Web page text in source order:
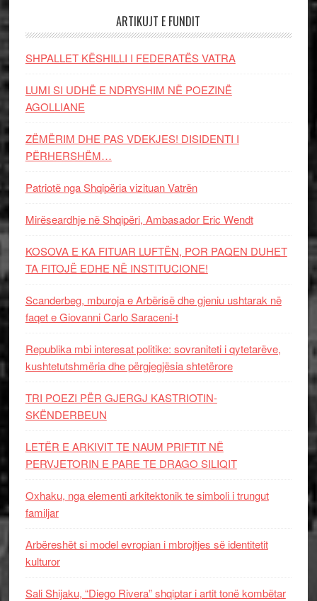
ARTIKUJT E FUNDIT
SHPALLET KËSHILLI I FEDERATËS VATRA
LUMI SI UDHË E NDRYSHIM NË POEZINË
AGOLLIANE
ZËMËRIM DHE PAS VDEKJES! DISIDENTI I
PËRHERSHËM…
Patriotë nga Shqipëria vizituan Vatrën
Mirëseardhje në Shqipëri, Ambasador Eric Wendt
KOSOVA E KA FITUAR LUFTËN, POR PAQEN DUHET
TA FITOJË EDHE NË INSTITUCIONE!
Scanderbeg, mburoja e Arbërisë dhe gjeniu ushtarak në
faqet e Giovanni Carlo Saraceni-t
Republika mbi interesat politike: sovraniteti i qytetarëve,
kushtetutshmëria dhe përgjegjësia shtetërore
TRI POEZI PËR GJERGJ KASTRIOTIN-
SKËNDERBEUN
LETËR E ARKIVIT TE NAUM PRIFTIT NË
PERVJETORIN E PARE TE DRAGO SILIQIT
Oxhaku, nga elementi arkitektonik te simboli i trungut
familjar
Arbëreshët si model evropian i mbrojtjes së identitetit
kulturor
Sali Shijaku, “Diego Rivera” shqiptar i artit tonë kombëtar